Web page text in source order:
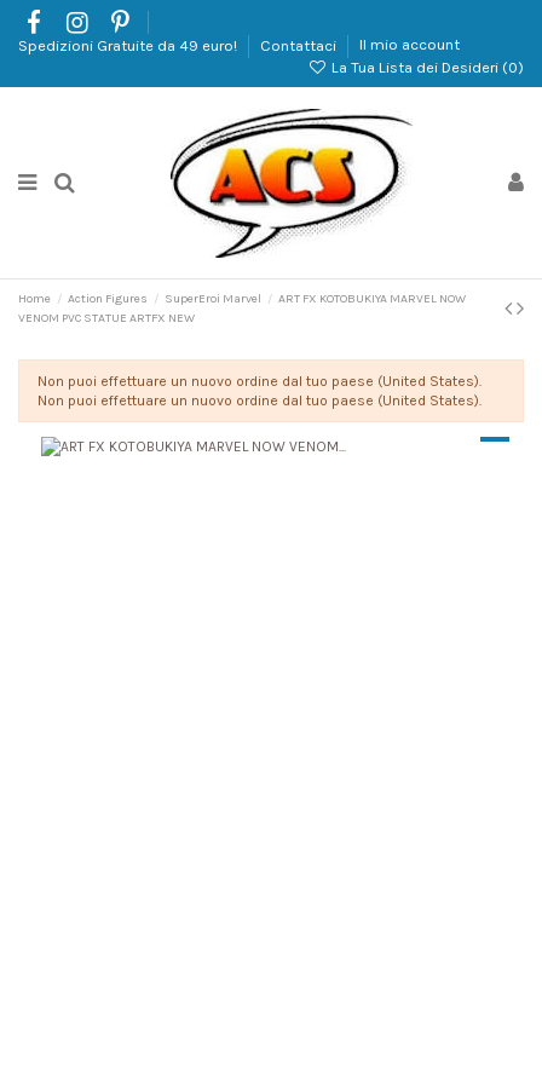
Spedizioni Gratuite da 49 euro! Contattaci
Il mio account
La Tua Lista dei Desideri (0)
Home Action Figures SuperEroi Marvel
ART FX KOTOBUKIYA MARVEL NOW
VENOM PVC STATUE ARTFX NEW
Non puoi effettuare un nuovo ordine dal tuo paese (United States).
Non puoi effettuare un nuovo ordine dal tuo paese (United States).